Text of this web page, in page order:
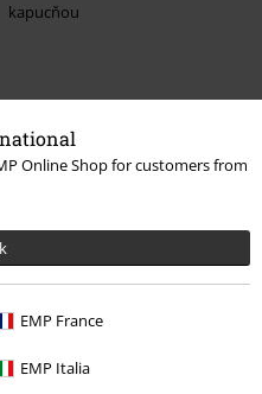
Online Shop for customers from
EMP France
EMP Italia
kapucňou
Exkluzívne